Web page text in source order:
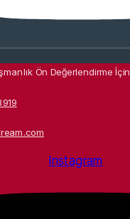
Ön Değerlendirme İçin
Instagram